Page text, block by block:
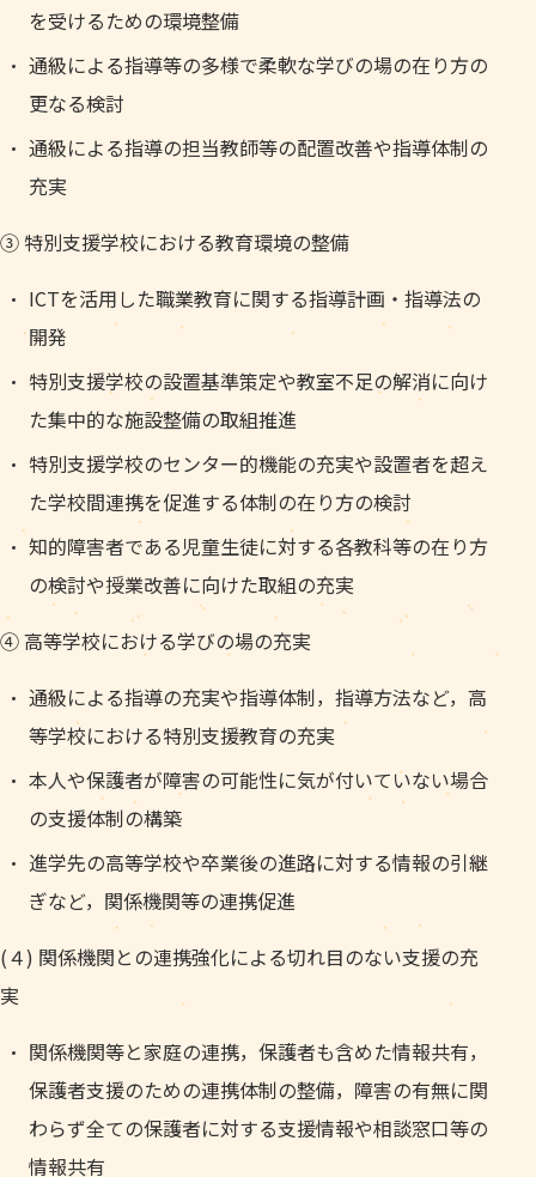
を受けるための環境整備
通級による指導等の多様で柔軟な学びの場の在り方の
更なる検討
通級による指導の担当教師等の配置改善や指導体制の
充実
③ 特別支援学校における教育環境の整備
ICTを活用した職業教育に関する指導計画・指導法の
開発
特別支援学校の設置基準策定や教室不足の解消に向け
た集中的な施設整備の取組推進
特別支援学校のセンター的機能の充実や設置者を超え
た学校間連携を促進する体制の在り方の検討
知的障害者である児童生徒に対する各教科等の在り方
の検討や授業改善に向けた取組の充実
④ 高等学校における学びの場の充実
通級による指導の充実や指導体制，指導方法など，高
等学校における特別支援教育の充実
本人や保護者が障害の可能性に気が付いていない場合
の支援体制の構築
進学先の高等学校や卒業後の進路に対する情報の引継
ぎなど，関係機関等の連携促進
(４) 関係機関との連携強化による切れ目のない支援の充
実
関係機関等と家庭の連携，保護者も含めた情報共有，
保護者支援のための連携体制の整備，障害の有無に関
わらず全ての保護者に対する支援情報や相談窓口等の
情報共有